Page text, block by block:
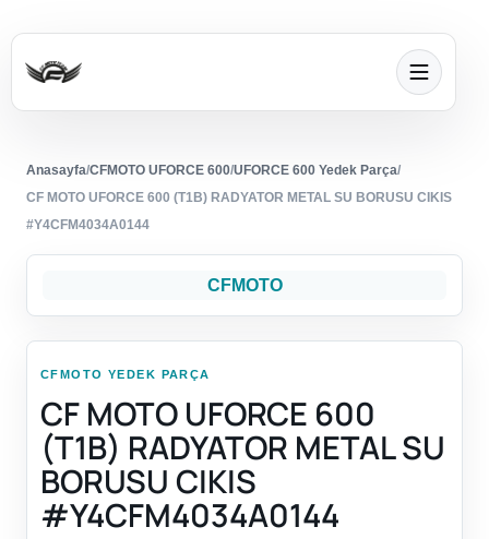
Anasayfa/CFMOTO UFORCE 600/UFORCE 600 Yedek Parça/
CF MOTO UFORCE 600 (T1B) RADYATOR METAL SU BORUSU CIKIS
#Y4CFM4034A0144
CFMOTO
CFMOTO YEDEK PARÇA
CF MOTO UFORCE 600
(T1B) RADYATOR METAL SU
BORUSU CIKIS
#Y4CFM4034A0144